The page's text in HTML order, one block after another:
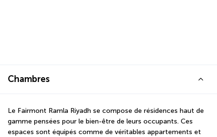
Chambres
Le Fairmont Ramla Riyadh se compose de résidences haut de
gamme pensées pour le bien-être de leurs occupants. Ces
espaces sont équipés comme de véritables appartements et